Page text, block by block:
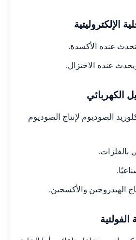
الإلكتروليتية
عنده الأكسدة.
عنده الاختزال.
الكهربائي
الصوديوم لإنتاج الصوديوم
بالفلزات.
الهيدروجين والأكسجين.